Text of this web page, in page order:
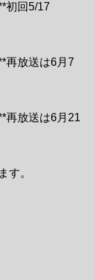
初回5/17
再放送は6月7
再放送は6月21
す。